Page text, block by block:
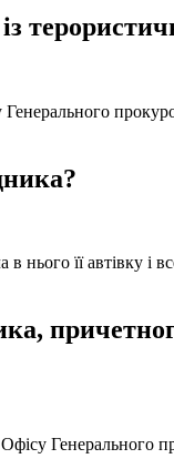
нього її автівку і
Генерального